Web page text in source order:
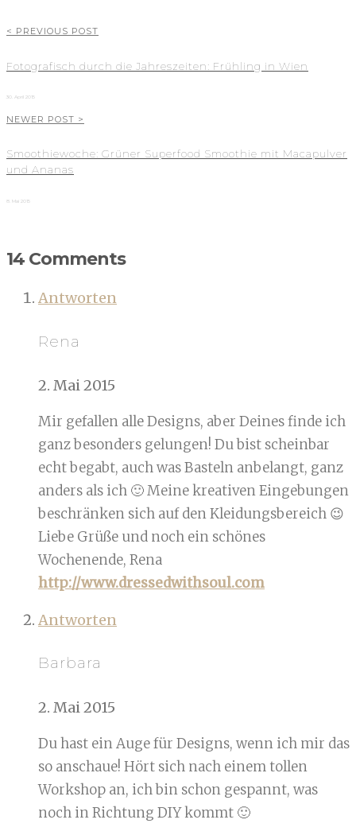
< PREVIOUS POST
Fotografisch durch die Jahreszeiten: Frühling in Wien
30. April 2015
NEWER POST >
Smoothiewoche: Grüner Superfood Smoothie mit Macapulver
und Ananas
8. Mai 2015
14 Comments
Antworten
Rena
2. Mai 2015
Mir gefallen alle Designs, aber Deines finde ich
ganz besonders gelungen! Du bist scheinbar
echt begabt, auch was Basteln anbelangt, ganz
anders als ich 🙂 Meine kreativen Eingebungen
beschränken sich auf den Kleidungsbereich 😉
Liebe Grüße und noch ein schönes
Wochenende, Rena
http://www.dressedwithsoul.com
Antworten
Barbara
2. Mai 2015
Du hast ein Auge für Designs, wenn ich mir das
so anschaue! Hört sich nach einem tollen
Workshop an, ich bin schon gespannt, was
noch in Richtung DIY kommt 🙂